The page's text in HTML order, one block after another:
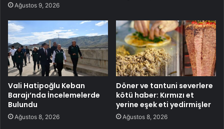
Ağustos 9, 2026
Vali Hatipoğlu Keban
Barajı’nda İncelemelerde
Bulundu
Ağustos 8, 2026
Döner ve tantuni severlere
kötü haber: Kırmızı et
yerine eşek eti yedirmişler
Ağustos 8, 2026